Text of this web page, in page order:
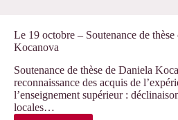
Le 19 octobre – Soutenance de thèse
Kocanova
Soutenance de thèse de Daniela
reconnaissance des acquis de
l’enseignement supérieur :
locales…